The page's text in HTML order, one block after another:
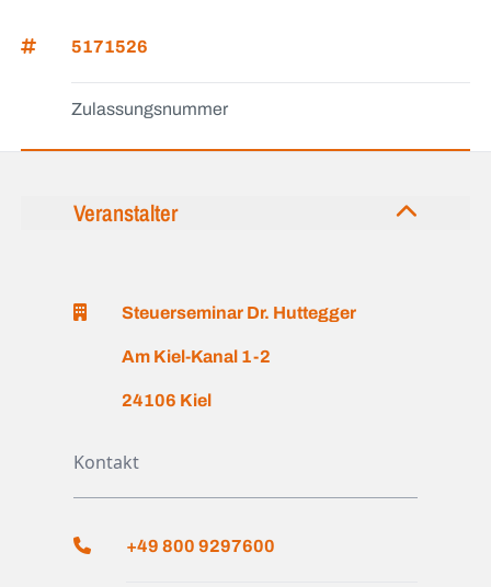
5171526
Zulassungsnummer
Veranstalter
Steuerseminar Dr. Huttegger
Am Kiel-Kanal 1-2
24106 Kiel
Kontakt
+49 800 9297600